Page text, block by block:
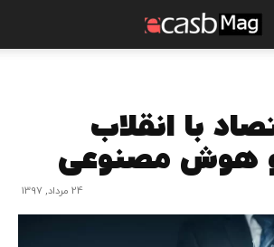
با انقلاب
هوش مصنوعی
24 مرداد, 1397